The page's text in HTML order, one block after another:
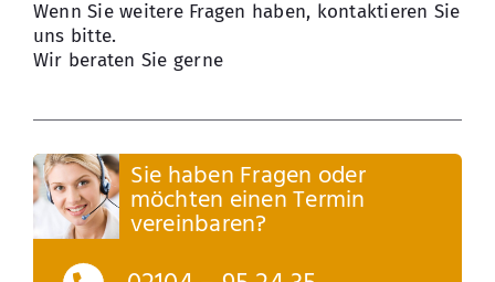
Wenn Sie weitere Fragen haben, kontaktieren Sie
uns bitte.
Wir beraten Sie gerne
Sie haben Fragen oder
möchten einen Termin
vereinbaren?